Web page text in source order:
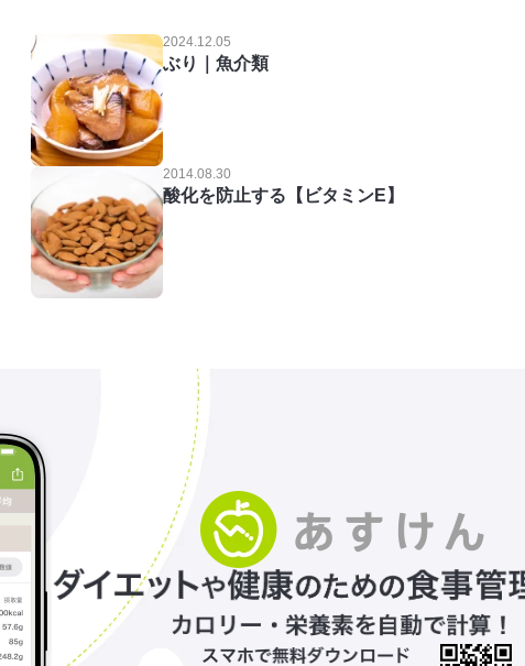
2024.12.05
ぶり｜魚介類
2014.08.30
酸化を防止する【ビタミンE】